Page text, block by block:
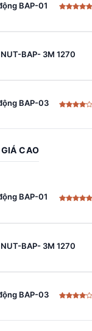
BAP-01
5 sao
BAP- 3M 1270
BAP-03
hạng
CAO
BAP-01
5 sao
BAP- 3M 1270
BAP-03
hạng